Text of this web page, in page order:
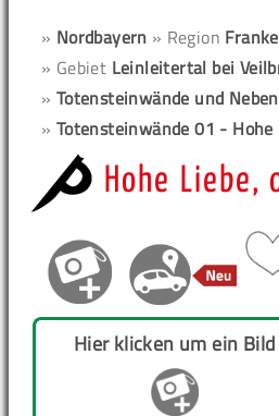
» Nordbayern » Region
» Gebiet Leinleitertal bei
» Totensteinwände und
» Totensteinwände 01 - Hohe
Hohe
Hier klicken um ein Bild